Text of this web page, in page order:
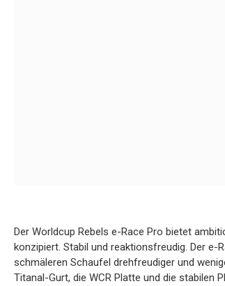
Der Worldcup Rebels e-Race Pro bietet
konzipiert. Stabil und reaktionsfreudig. Der e-
schmäleren Schaufel drehfreudiger und
Titanal-Gurt, die WCR Platte und die stabilen